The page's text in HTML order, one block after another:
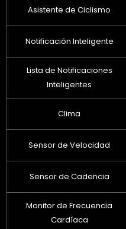
Asistente de Ciclismo
Notificación Inteligente
Lista de Notificaciones
Inteligentes
Clima
Sensor de Velocidad
Sensor de Cadencia
Monitor de Frecuencia
Cardíaca